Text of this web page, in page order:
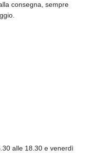
consegna, sempre
alle 18.30 e venerdì